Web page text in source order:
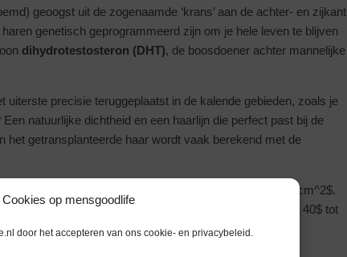
Cookies op mensgoodlife
door het accepteren van ons cookie- en privacybeleid.
geoogst uit de zogenaamde ‘krans’ aan de achter- en zijkant
genetisch geprogrammeerd zijn om je hele leven te blijven
dihydrotestosteron (DHT), de boosdoener achter mannelijke
uiterste precisie teruggeplaatst in de kalende gebieden, zoals je
natuurlijke dichtheid en een haarlijn die perfect past bij de
het getransplanteerde haar wordt vaak berekend met de
actieve grafts, en $A$ het te behandelen oppervlak in $cm^2$.
chirurgen doorgaans naar een dichtheid van $D \approx 40$ tot